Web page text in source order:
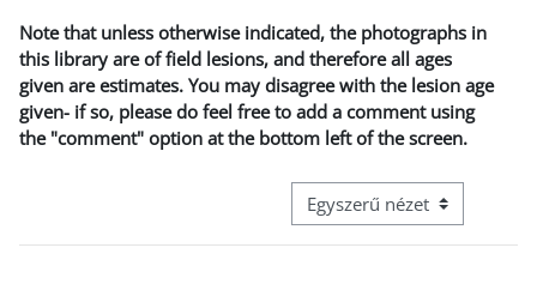
Note that unless otherwise indicated, the photographs in
this library are of field lesions, and therefore all ages
given are estimates. You may disagree with the lesion age
given- if so, please do feel free to add a comment using
the "comment" option at the bottom left of the screen.
Harmadik szintű navigáció